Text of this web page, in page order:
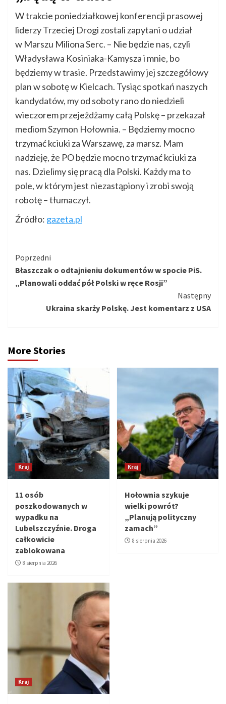
W trakcie poniedziałkowej konferencji prasowej
liderzy Trzeciej Drogi zostali zapytani o udział
w Marszu Miliona Serc. – Nie będzie nas, czyli
Władysława Kosiniaka-Kamysza i mnie, bo
będziemy w trasie. Przedstawimy jej szczegółowy
plan w sobotę w Kielcach. Tysiąc spotkań naszych
kandydatów, my od soboty rano do niedzieli
wieczorem przejeżdżamy całą Polskę – przekazał
mediom Szymon Hołownia. – Będziemy mocno
trzymać kciuki za Warszawę, za marsz. Mam
nadzieję, że PO będzie mocno trzymać kciuki za
nas. Dzielimy się pracą dla Polski. Każdy ma to
pole, w którym jest niezastąpiony i zrobi swoją
robotę – tłumaczył.
Źródło: gazeta.pl
Kontynuuj
czytanie
Poprzedni
Błaszczak o odtajnieniu dokumentów w spocie PiS.
„Planowali oddać pół Polski w ręce Rosji”
Następny
Ukraina skarży Polskę. Jest komentarz z USA
More Stories
Kraj
11 osób
poszkodowanych w
wypadku na
Lubelszczyźnie. Droga
całkowicie
zablokowana
8 sierpnia 2026
Kraj
Hołownia szykuje
wielki powrót?
„Planują polityczny
zamach”
8 sierpnia 2026
Kraj